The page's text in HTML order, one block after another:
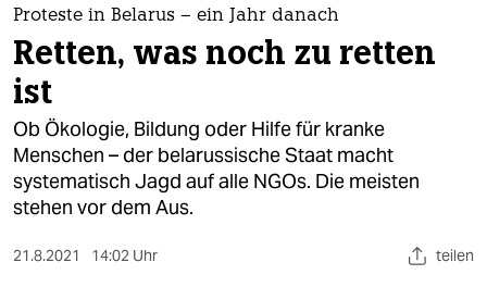
themen
politik
öko
gesellschaft
kultur
sport
Proteste in Belarus – ein Jahr danach
Retten, was noch zu retten
ist
Ob Ökologie, Bildung oder Hilfe für kranke
Menschen – der belarussische Staat macht
systematisch Jagd auf alle NGOs. Die meisten
stehen vor dem Aus.
21.8.2021 14:02 Uhr teilen